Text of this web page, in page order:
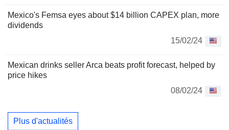
Mexico's Femsa eyes about $14 billion CAPEX plan, more
dividends
15/02/24
Mexican drinks seller Arca beats profit forecast, helped by
price hikes
08/02/24
Plus d'actualités